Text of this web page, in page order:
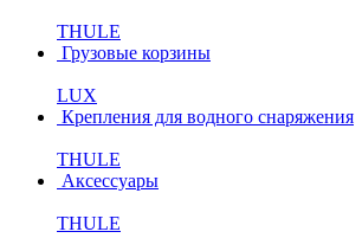
THULE
Грузовые корзины
LUX
Крепления для водного снаряжения
THULE
Аксессуары
THULE